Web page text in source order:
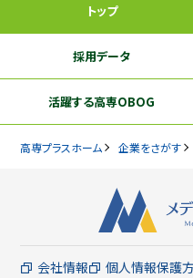
トップ
採用データ
活躍する高専OBOG
高専プラスホーム 企業をさがす
会社情報 個人情報保護